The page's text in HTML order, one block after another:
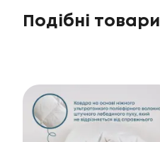
Подібні товари